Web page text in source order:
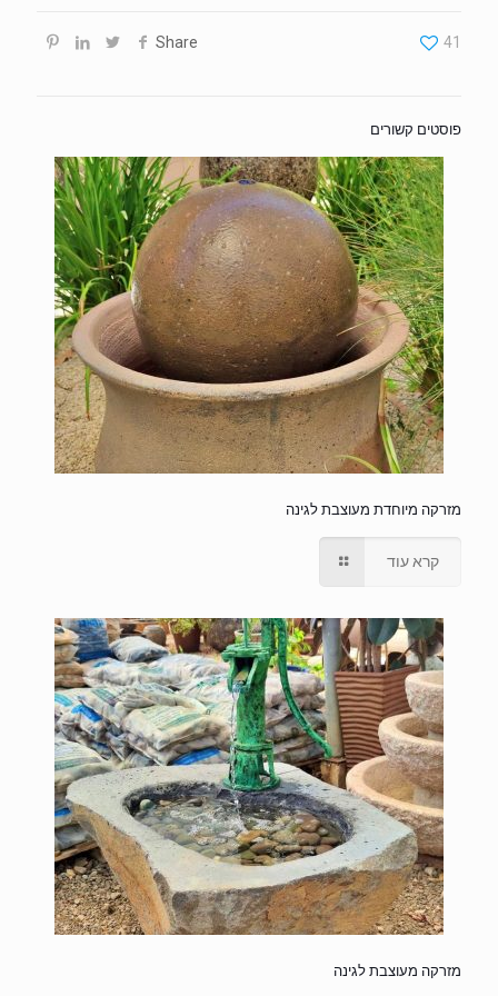
Share 41
פוסטים קשורים
מזרקה מיוחדת מעוצבת לגינה
קרא עוד
מזרקה מעוצבת לגינה